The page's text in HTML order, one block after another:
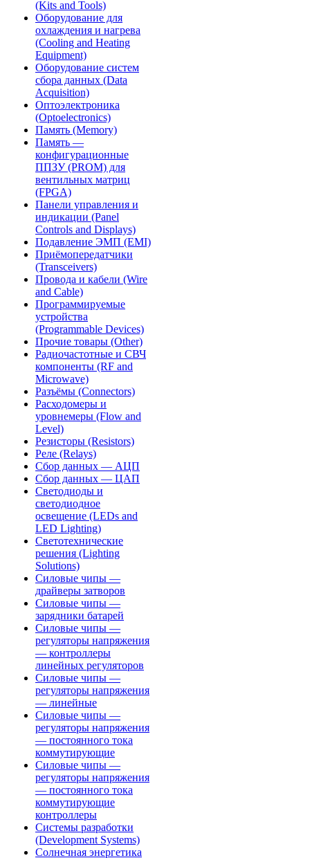
(Kits and Tools)
Оборудование для
охлаждения и нагрева
(Cooling and Heating
Equipment)
Оборудование систем
сбора данных (Data
Acquisition)
Оптоэлектроника
(Optoelectronics)
Память (Memory)
Память —
конфигурационные
ППЗУ (PROM) для
вентильных матриц
(FPGA)
Панели управления и
индикации (Panel
Controls and Displays)
Подавление ЭМП (EMI)
Приёмопередатчики
(Transceivers)
Провода и кабели (Wire
and Cable)
Программируемые
устройства
(Programmable Devices)
Прочие товары (Other)
Радиочастотные и СВЧ
компоненты (RF and
Microwave)
Разъёмы (Connectors)
Расходомеры и
уровнемеры (Flow and
Level)
Резисторы (Resistors)
Реле (Relays)
Сбор данных — АЦП
Сбор данных — ЦАП
Светодиоды и
светодиодное
освещение (LEDs and
LED Lighting)
Светотехнические
решения (Lighting
Solutions)
Силовые чипы —
драйверы затворов
Силовые чипы —
зарядники батарей
Силовые чипы —
регуляторы напряжения
— контроллеры
линейных регуляторов
Силовые чипы —
регуляторы напряжения
— линейные
Силовые чипы —
регуляторы напряжения
— постоянного тока
коммутирующие
Силовые чипы —
регуляторы напряжения
— постоянного тока
коммутирующие
контроллеры
Системы разработки
(Development Systems)
Солнечная энергетика